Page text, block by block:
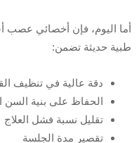
أما اليوم، فإن أخصائي عصب
طبية حديثة تضمن:
دقة عالية في تنظيف
الحفاظ على بنية السن
تقليل نسبة فشل العلاج
تقصير مدة الجلسة